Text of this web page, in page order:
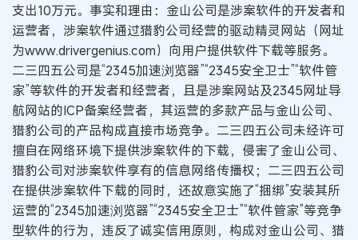
支出10万元。事实和理由：金山公司是涉案软件的开发者和
运营者，涉案软件通过猎豹公司经营的驱动精灵网站（网址
为www.drivergenius.com）向用户提供软件下载等服务。
二三四五公司是“2345加速浏览器”“2345安全卫士”“软件管
家”等软件的开发者和经营者，且是涉案网站及2345网址导
航网站的ICP备案经营者，其运营的多款产品与金山公司、
猎豹公司的产品构成直接市场竞争。二三四五公司未经许可
擅自在网络环境下提供涉案软件的下载，侵害了金山公司、
猎豹公司对涉案软件享有的信息网络传播权；二三四五公司
在提供涉案软件下载的同时，还故意实施了“捆绑”安装其所
运营的“2345加速浏览器”“2345安全卫士”“软件管家”等竞争
型软件的行为，违反了诚实信用原则，构成对金山公司、猎